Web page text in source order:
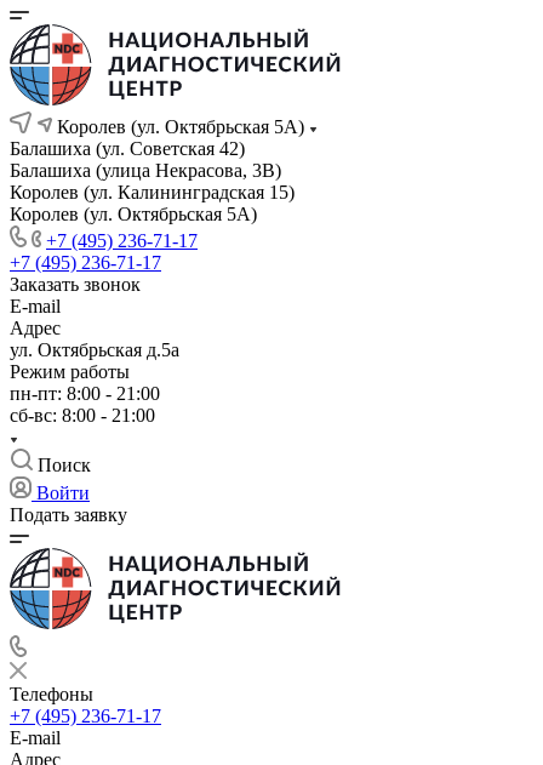
Королев (ул. Октябрьская 5А)
Балашиха (ул. Советская 42)
Балашиха (улица Некрасова, 3В)
Королев (ул. Калининградская 15)
Королев (ул. Октябрьская 5А)
+7 (495) 236-71-17
+7 (495) 236-71-17
Заказать звонок
E-mail
Адрес
ул. Октябрьская д.5а
Режим работы
пн-пт: 8:00 - 21:00
сб-вс: 8:00 - 21:00
Поиск
Войти
Подать заявку
Телефоны
+7 (495) 236-71-17
E-mail
Адрес